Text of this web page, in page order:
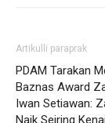
Artikulli paraprak
PDAM Tarakan
Baznas Award
Iwan Setiawan:
Naik Seiring